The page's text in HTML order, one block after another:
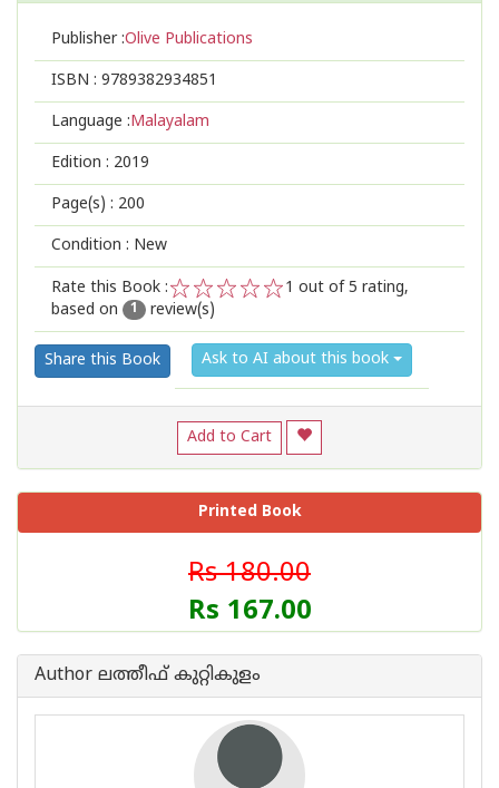
Publisher :Olive Publications
ISBN : 9789382934851
Language :Malayalam
Edition : 2019
Page(s) : 200
Condition : New
Rate this Book :
2
1
1 out of 5 rating,
based on
1 review(s)
Share this Book Ask to AI about this book
Add to Cart
Printed Book
Rs 180.00
Rs 167.00
Author ലത്തീഫ് കുറ്റികുളം